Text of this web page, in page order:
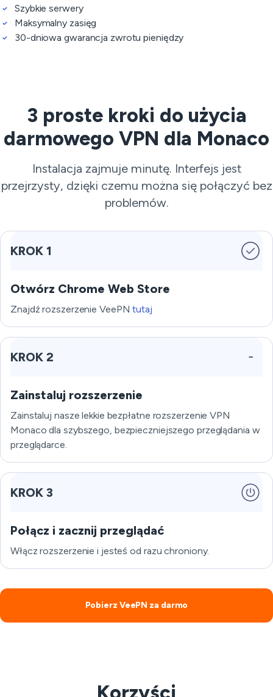
Szybkie serwery
Maksymalny zasięg
30-dniowa gwarancja zwrotu pieniędzy
3 proste kroki do użycia
darmowego VPN dla Monaco
Instalacja zajmuje minutę. Interfejs jest
przejrzysty, dzięki czemu można się połączyć bez
problemów.
KROK 1
Otwórz Chrome Web Store
Znajdź rozszerzenie VeePNtutaj
KROK 2
Zainstaluj rozszerzenie
Zainstaluj nasze lekkie bezpłatne rozszerzenie VPN
Monaco dla szybszego, bezpieczniejszego przeglądania w
przeglądarce.
KROK 3
Połącz i zacznij przeglądać
Włącz rozszerzenie i jesteś od razu chroniony.
Pobierz VeePN za darmo